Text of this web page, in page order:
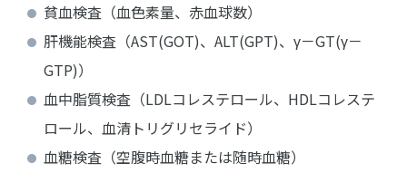
貧血検査（血色素量、赤血球数）
肝機能検査（AST(GOT)、ALT(GPT)、γ－GT(γ－
GTP)）
血中脂質検査（LDLコレステロール、HDLコレステ
ロール、血清トリグリセライド）
血糖検査（空腹時血糖または随時血糖）